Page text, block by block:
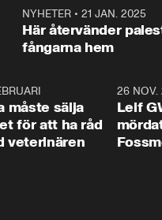
NYHETER •21 JAN. 2025
Här återvänder
fångarna hem
måste sälja
för att ha råd
veterinären
26 NOV.
Leif